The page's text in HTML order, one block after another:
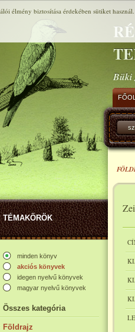
Büki
TÉMAKÖRÖK
minden könyv
akciós könyvek
idegen nyelvű könyvek
magyar nyelvű könyvek
Összes kategória
Földrajz
élmény biztosítása érdekében sütiket